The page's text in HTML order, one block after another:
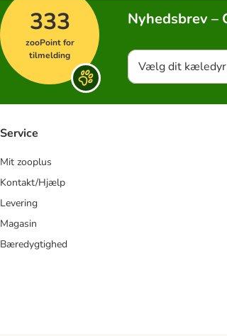
333
zooPoint for
tilmelding
Nyhedsbrev –
Vælg dit kæledyr
Service
Mit zooplus
Kontakt/Hjælp
Levering
Magasin
Bæredygtighed